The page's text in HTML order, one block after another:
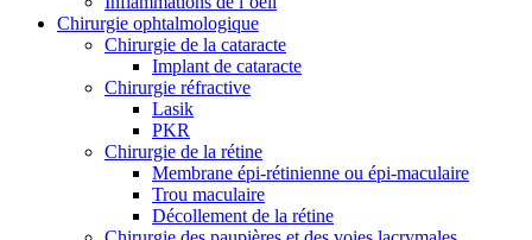
Chirurgie ophtalmologique
Chirurgie de la cataracte
Implant de cataracte
Chirurgie réfractive
Lasik
PKR
Chirurgie de la rétine
Membrane épi-rétinienne ou épi-maculaire
Trou maculaire
Décollement de la rétine